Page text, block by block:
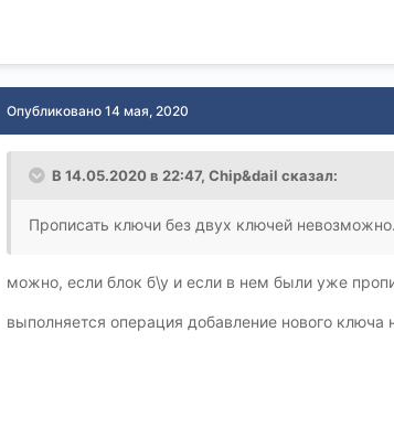
Опубликовано 14 мая, 2020
В 14.05.2020 в 22:47, Chip&dail сказал:
Прописать ключи без двух ключей невозможно.
можно, если блок б\у и если в нем были уже
выполняется операция добавление нового ключа